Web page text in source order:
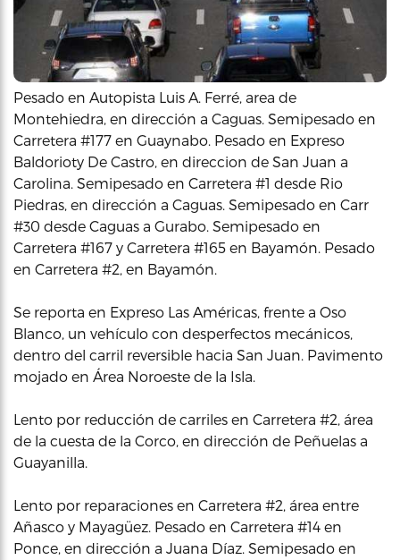
Pesado en Autopista Luis A. Ferré, area de
Montehiedra, en dirección a Caguas. Semipesado en
Carretera #177 en Guaynabo. Pesado en Expreso
Baldorioty De Castro, en direccion de San Juan a
Carolina. Semipesado en Carretera #1 desde Rio
Piedras, en dirección a Caguas. Semipesado en Carr
#30 desde Caguas a Gurabo. Semipesado en
Carretera #167 y Carretera #165 en Bayamón. Pesado
en Carretera #2, en Bayamón.
Se reporta en Expreso Las Américas, frente a Oso
Blanco, un vehículo con desperfectos mecánicos,
dentro del carril reversible hacia San Juan. Pavimento
mojado en Área Noroeste de la Isla.
Lento por reducción de carriles en Carretera #2, área
de la cuesta de la Corco, en dirección de Peñuelas a
Guayanilla.
Lento por reparaciones en Carretera #2, área entre
Añasco y Mayagüez. Pesado en Carretera #14 en
Ponce, en dirección a Juana Díaz. Semipesado en